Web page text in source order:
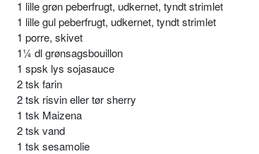
1 lille grøn peberfrugt, udkernet, tyndt strimlet
1 lille gul peberfrugt, udkernet, tyndt strimlet
1 porre, skivet
1¼ dl grønsagsbouillon
1 spsk lys sojasauce
2 tsk farin
2 tsk risvin eller tør sherry
1 tsk Maizena
2 tsk vand
1 tsk sesamolie